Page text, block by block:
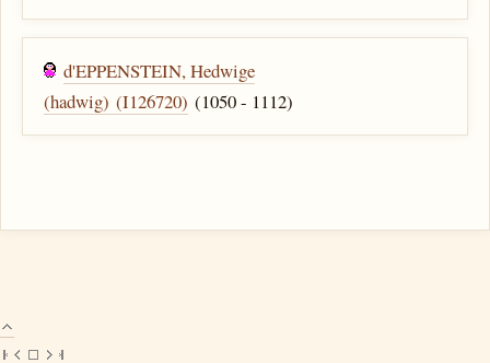
d'EPPENSTEIN, Hedwige
(hadwig) (I126720) (1050 - 1112)